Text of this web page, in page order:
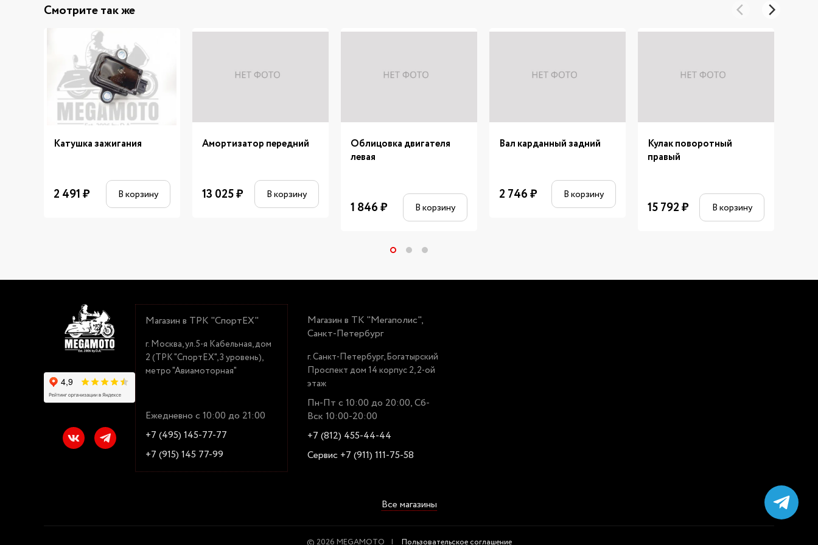
Смотрите так же
Катушка зажигания
2 491₽ В корзину
Амортизатор передний
13 025₽ В корзину
Облицовка двигателя
левая
1 846₽ В корзину
Вал карданный задний
2 746₽ В корзину
Кулак поворотный
правый
15 792₽ В корзину
Магазин в ТРК "СпортЕХ"
г. Москва, ул.5-я Кабельная, дом
2 (ТРК "СпортЕХ", 3 уровень),
метро "Авиамоторная"
Ежедневно с 10:00 до 21:00
+7 (495) 145-77-77
+7 (915) 145 77-99
Магазин в ТК "Мегаполис",
Санкт-Петербург
г. Санкт-Петербург, Богатырский
Проспект дом 14 корпус 2, 2-ой
этаж
Пн-Пт с 10:00 до 20:00, Сб-
Вск 10:00-20:00
+7 (812) 455-44-44
Сервис +7 (911) 111-75-58
Все магазины
© 2026 MEGAMOTO Пользовательское соглашение